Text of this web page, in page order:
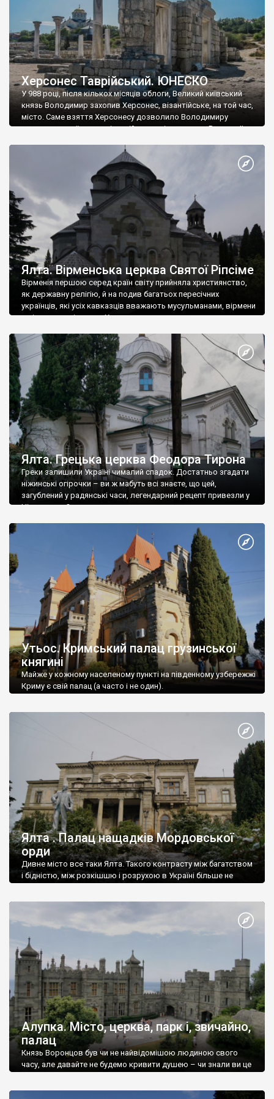
Херсонес Таврійський. ЮНЕСКО
У 988 році, після кількох місяців облоги, Великий київський
князь Володимир захопив Херсонес, візантійське, на той час,
місто. Саме взяття Херсонесу дозволило Володимиру
диктувати свої умови візантійському імператору Василю ІІ, та
Херсонесі Володимир-язичник, став Василем-християнином.
А потім було Хрещення Русі. На честь Херсонесу Таврійського
Ялта. Вірменська церква Святої Ріпсіме
Вірменія першою серед країн світу прийняла християнство,
як державну релігію, й на подив багатьох пересічних
українців, які усіх кавказців вважають мусульманами, вірмени
є відданими вірянами Христа
Ялта. Грецька церква Феодора Тирона
Греки залишили Україні чималий спадок. Достатньо згадати
ніжинські огірочки – ви ж мабуть всі знаєте, що цей,
загублений у радянські часи, легендарний рецепт привезли у
Ніжин греки?
Утьос. Кримський палац грузинської
княгині
Майже у кожному населеному пункті на південному узбережжі
Криму є свій палац (а часто і не один).
Ялта . Палац нащадків Мордовської
орди
Дивне місто все таки Ялта. Такого контрасту між багатством
і бідністю, між розкішшю і розрухою в Україні більше не
Алупка. Місто, церква, парк і, звичайно,
палац
Князь Воронцов був чи не найвідомішою людиною свого
часу, але давайте не будемо кривити душею – чи знали ви це